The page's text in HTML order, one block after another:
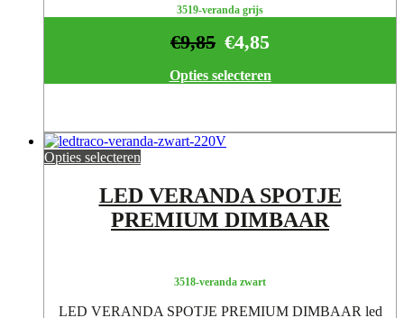
3519-veranda grijs
€4,85
€9,85
Opties selecteren
Opties selecteren
LED VERANDA SPOTJE
PREMIUM DIMBAAR
3518-veranda zwart
LED VERANDA SPOTJE PREMIUM DIMBAAR led